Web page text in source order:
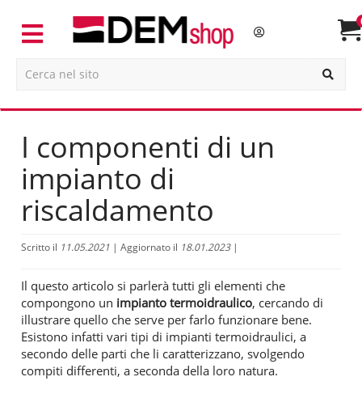
I componenti di un
impianto di
riscaldamento
Scritto il 11.05.2021 | Aggiornato il 18.01.2023|
Il questo articolo si parlerà tutti gli elementi che
compongono un impianto termoidraulico, cercando di
illustrare quello che serve per farlo funzionare bene.
Esistono infatti vari tipi di impianti termoidraulici, a
secondo delle parti che li caratterizzano, svolgendo
compiti differenti, a seconda della loro natura.